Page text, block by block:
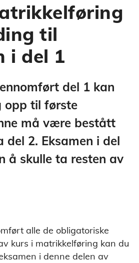
til
i del 1
del 1 kan
opp til første
må være bestått
del 2. Eksamen i del
å skulle ta resten av
alle de obligatoriske
kurs i matrikkelføring kan du
i denne delen av